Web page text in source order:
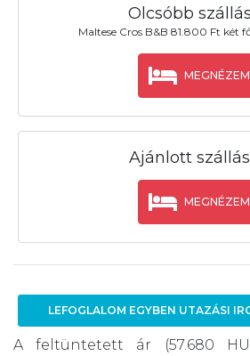
Olcsóbb
Maltese Cros B&B 81.800 Ft két
MEGNÉZEM
Ajánlott
MEGNÉZEM
LEFOGLALOM EGYBEN UTAZÁSI
A feltüntetett ár (57.680